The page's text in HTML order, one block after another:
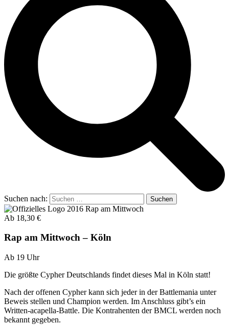
Suchen nach:
Ab 18,30 €
Rap am Mittwoch – Köln
Ab 19 Uhr
Die größte Cypher Deutschlands findet dieses Mal in Köln statt!
Nach der offenen Cypher kann sich jeder in der Battlemania unter
Beweis stellen und Champion werden. Im Anschluss gibt’s ein
Written-acapella-Battle. Die Kontrahenten der BMCL werden noch
bekannt gegeben.